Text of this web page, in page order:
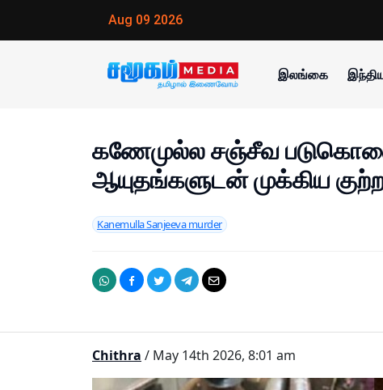
Aug 09 2026
இலங்கை
கணேமுல்ல சஞ்சீவ
ஆயுதங்களுடன் முக்கிய
Kanemulla Sanjeeva murder
Chithra / May 14th 2026, 8:01 am